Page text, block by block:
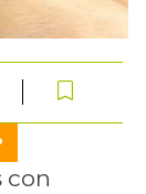
con